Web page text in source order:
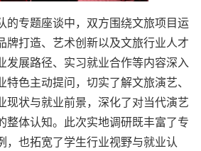
的专题座谈中，双方围绕文旅项目运
牌打造、艺术创新以及文旅行业人才
发展路径、实习就业合作等内容深入
特色主动提问，切实了解文旅演艺、
现状与就业前景，深化了对当代演艺
整体认知。此次实地调研既丰富了专
，也拓宽了学生行业视野与就业认